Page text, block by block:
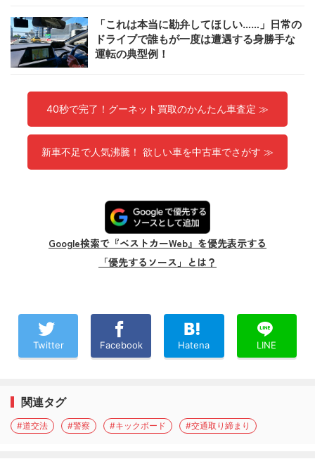
「これは本当に勘弁してほしい……」日常の
ドライブで誰もが一度は遭遇する身勝手な
運転の典型例！
40秒で完了！グーネット買取のかんたん車査定 ≫
新車不足で人気沸騰！ 欲しい車を中古車でさがす ≫
Google検索で『ベストカーWeb』を優先表示する
「優先するソース」とは？
Twitter Facebook Hatena LINE
関連タグ
#道交法 #警察 #キックボード #交通取り締まり